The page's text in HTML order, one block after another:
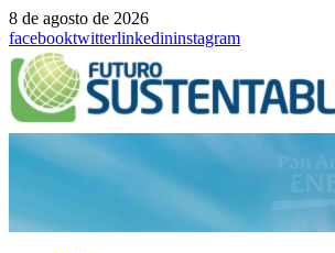
8 de agosto de 2026
facebooktwitterlinkedininstagram